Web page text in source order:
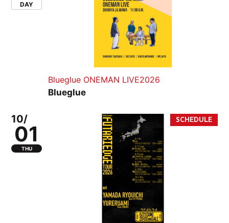
DAY
Blueglue ONEMAN LIVE2026
Blueglue
10/
01
THU